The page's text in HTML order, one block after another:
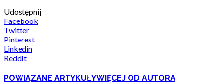
Udostępnij
Facebook
Twitter
Pinterest
Linkedin
ReddIt
POWIĄZANE ARTYKUŁYWIĘCEJ OD AUTORA